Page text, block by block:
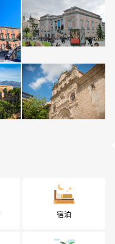
宿泊